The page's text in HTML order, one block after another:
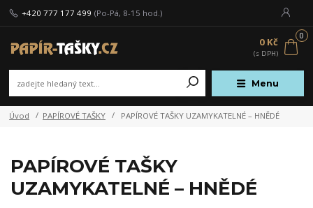
Menu
+420 777 177 499 (Po-Pá, 8-15 hod.)
0
0 Kč
Úvod PAPÍROVÉ TAŠKY PAPÍROVÉ TAŠKY UZAMYKATELNÉ – HNĚDÉ
PAPÍROVÉ TAŠKY
UZAMYKATELNÉ – HNĚDÉ